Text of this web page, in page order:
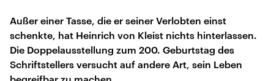
Außer einer Tasse, die er seiner Verlobten einst
schenkte, hat Heinrich von Kleist nichts hinterlassen.
Die Doppelausstellung zum 200. Geburtstag des
Schriftstellers versucht auf andere Art, sein Leben